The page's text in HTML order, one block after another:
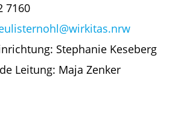
7160
Stephanie Keseberg
Leitung: Maja Zenker